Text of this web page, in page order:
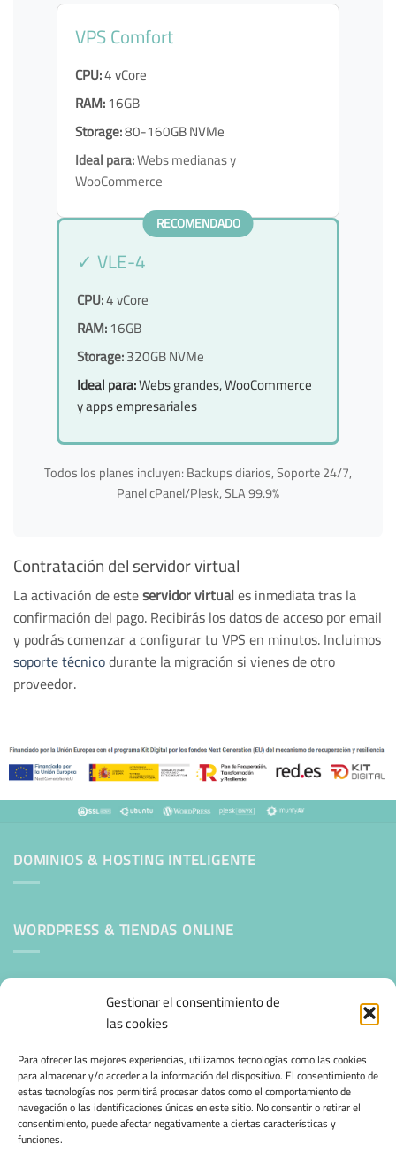
Gestionar el consentimiento de
las cookies
Para ofrecer las mejores experiencias, utilizamos tecnologías como las cookies
para almacenar y/o acceder a la información del dispositivo. El consentimiento de
estas tecnologías nos permitirá procesar datos como el comportamiento de
navegación o las identificaciones únicas en este sitio. No consentir o retirar el
consentimiento, puede afectar negativamente a ciertas características y
funciones.
VPS Comfort
CPU:4 vCore
RAM:16GB
Storage:80-160GB NVMe
Ideal para:Webs medianas y
WooCommerce
RECOMENDADO
✓ VLE-4
CPU:4 vCore
RAM:16GB
Storage:320GB NVMe
Ideal para:Webs grandes, WooCommerce
y apps empresariales
Todos los planes incluyen: Backups diarios, Soporte 24/7,
Panel cPanel/Plesk, SLA 99.9%
Contratación del servidor virtual
La activación de esteservidor virtuales inmediata tras la
confirmación del pago. Recibirás los datos de acceso por email
y podrás comenzar a configurar tu VPS en minutos. Incluimos
soporte técnicodurante la migración si vienes de otro
proveedor.
DOMINIOS & HOSTING INTELIGENTE
WORDPRESS & TIENDAS ONLINE
Mantenimiento Web WordPress
SEGURIDAD E INFRAESTRUCTURA & CLOUD
CONFIANZA & ESPECIALIZACIÓN